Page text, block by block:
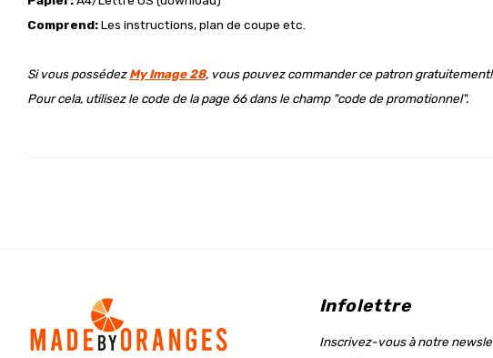
Comprend:Les instructions, plan de coupe etc.
Si vous possédezMy Image 28, vous pouvez commander ce patron gratuitement!
Pour cela, utilisez le code de la page 66 dans le champ "code de promotionnel".
Infolettre
Inscrivez-vous à notre